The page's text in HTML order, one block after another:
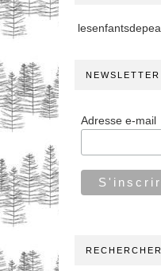
NEWSLETTER
Adresse e-mail